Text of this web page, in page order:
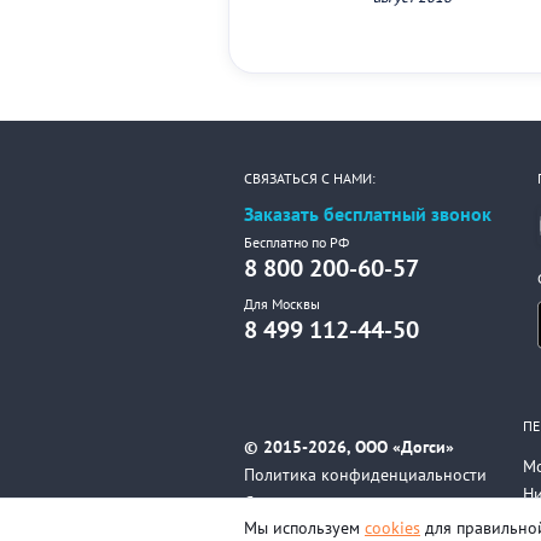
СВЯЗАТЬСЯ С НАМИ:
Заказать бесплатный звонок
Бесплатно по РФ
8 800 200-60-57
Для Москвы
8 499 112-44-50
© 2015-2026, ООО «Догси»
Политика конфиденциальности
Соглашение
Мы используем cookies для